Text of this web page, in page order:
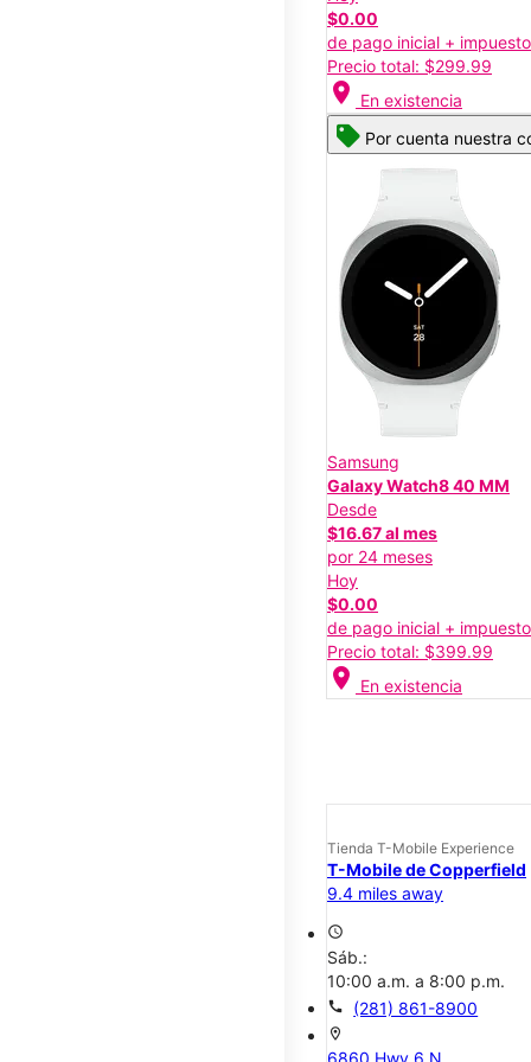
$0.00
de pago inicial +
Precio total: $299.99
location_on En existencia
Por cuenta nuestra
Samsung
Galaxy Watch8 40 MM
Desde
$16.67 al mes
por 24 meses
Hoy
$0.00
de pago inicial +
Precio total: $399.99
location_on En existencia
Tienda T-Mobile Experience
T-Mobile de Copperfield
9.4 miles away
access_time
Sáb.:
10:00 a.m. a 8:00 p.m.
call (281) 861-8900
location_on
6860 Hwy 6 N